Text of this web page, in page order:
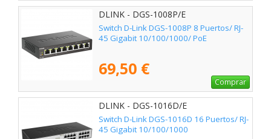
DLINK - DGS-1008P/E
Switch D-Link DGS-1008P 8 Puertos/ RJ-
45 Gigabit 10/100/1000/ PoE
69,50 €
Comprar
DLINK - DGS-1016D/E
Switch D-Link DGS-1016D 16 Puertos/ RJ-
45 Gigabit 10/100/1000